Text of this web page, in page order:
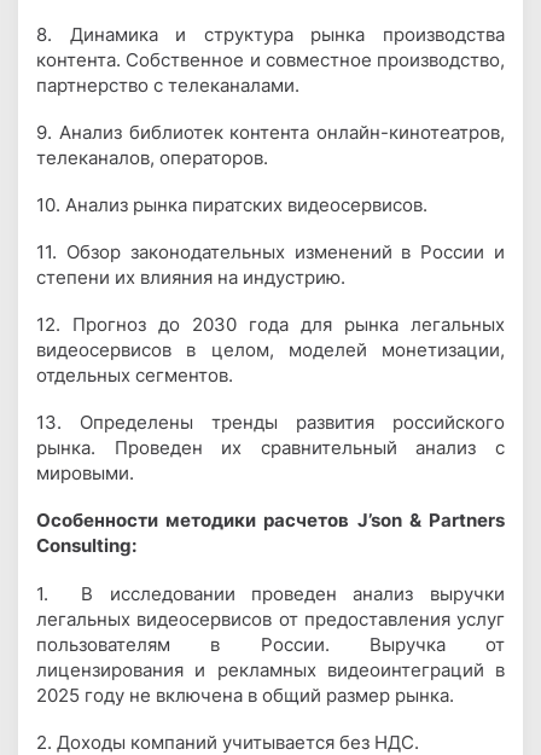
8. Динамика и структура рынка производства
контента. Собственное и совместное производство,
партнерство с телеканалами.
9. Анализ библиотек контента онлайн-кинотеатров,
телеканалов, операторов.
10. Анализ рынка пиратских видеосервисов.
11. Обзор законодательных изменений в России и
степени их влияния на индустрию.
12. Прогноз до 2030 года для рынка легальных
видеосервисов в целом, моделей монетизации,
отдельных сегментов.
13. Определены тренды развития российского
рынка. Проведен их сравнительный анализ с
мировыми.
Особенности методики расчетов J’son & Partners
Consulting:
1. В исследовании проведен анализ выручки
легальных видеосервисов от предоставления услуг
пользователям в России. Выручка от
лицензирования и рекламных видеоинтеграций в
2025 году не включена в общий размер рынка.
2. Доходы компаний учитывается без НДС.